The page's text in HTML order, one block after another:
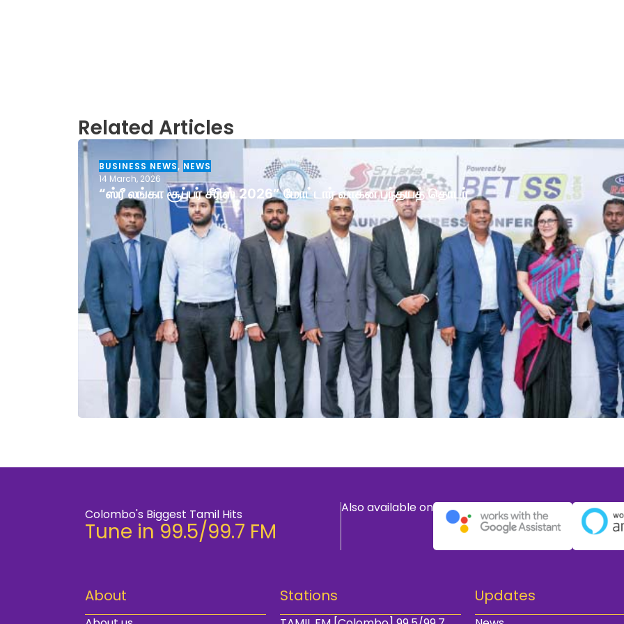
Related Articles
BUSINESS NEWS, NEWS
14 March, 2026
“ஸ்ரீ லங்கா சூப்பர் சீரிஸ் 2026” மோட்டார் வாகன பந்தயத் தொடர்
Colombo's Biggest Tamil Hits
Tune in 99.5/99.7 FM
Also available on
About Stations Updates